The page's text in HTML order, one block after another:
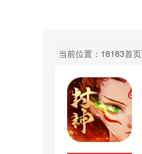
当前位置： 18183首页